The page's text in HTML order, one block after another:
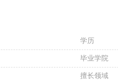
学历
毕业学院
擅长领域